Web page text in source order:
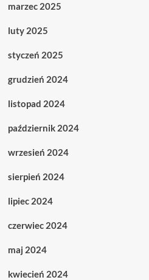
marzec 2025
luty 2025
styczeń 2025
grudzień 2024
listopad 2024
październik 2024
wrzesień 2024
sierpień 2024
lipiec 2024
czerwiec 2024
maj 2024
kwiecień 2024